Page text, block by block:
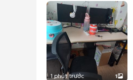
1 phút trước 1